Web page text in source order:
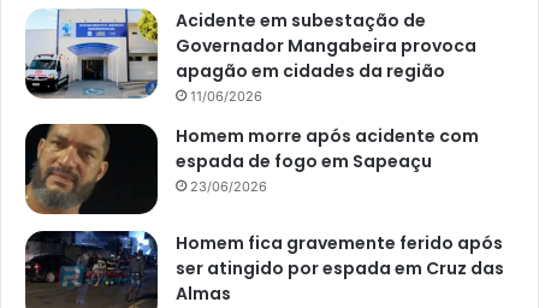
Acidente em subestação de
Governador Mangabeira provoca
apagão em cidades da região
11/06/2026
Homem morre após acidente com
espada de fogo em Sapeaçu
23/06/2026
Homem fica gravemente ferido após
ser atingido por espada em Cruz das
Almas